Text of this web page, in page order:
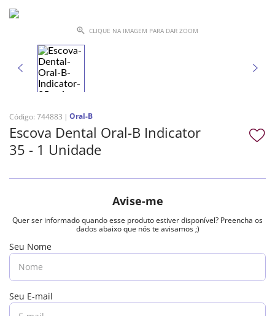
CLIQUE NA IMAGEM PARA DAR ZOOM
Código: 744883 Oral-B
Escova Dental Oral-B Indicator
35 - 1 Unidade